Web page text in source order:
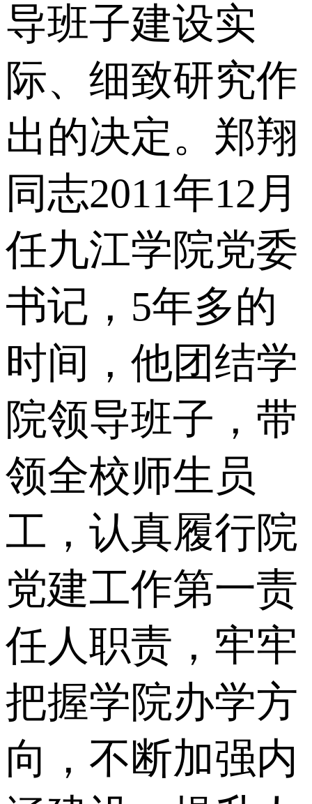
导班子建设实
际、细致研究作
出的决定。郑翔
同志2011年12月
任九江学院党委
书记，5年多的
时间，他团结学
院领导班子，带
领全校师生员
工，认真履行院
党建工作第一责
任人职责，牢牢
把握学院办学方
向，不断加强内